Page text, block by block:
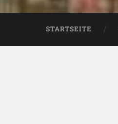
STARTSEITE